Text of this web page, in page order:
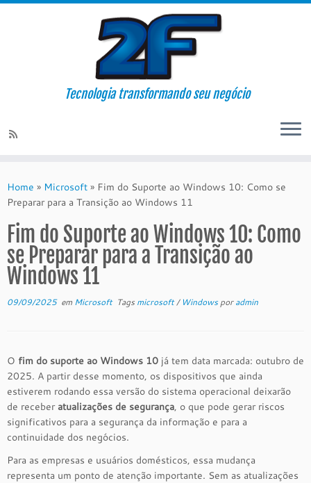
content
Tecnologia transformando seu negócio
Home » Microsoft » Fim do Suporte ao Windows 10: Como se
Preparar para a Transição ao Windows 11
Fim do Suporte ao Windows 10: Como
se Preparar para a Transição ao
Windows 11
09/09/2025em Microsoft Tags microsoft/ Windowsporadmin
O fim do suporte ao Windows 10 já tem data marcada: outubro de
2025. A partir desse momento, os dispositivos que ainda
estiverem rodando essa versão do sistema operacional deixarão
de receber atualizações de segurança, o que pode gerar riscos
significativos para a segurança da informação e para a
continuidade dos negócios.
Para as empresas e usuários domésticos, essa mudança
representa um ponto de atenção importante. Sem as atualizações